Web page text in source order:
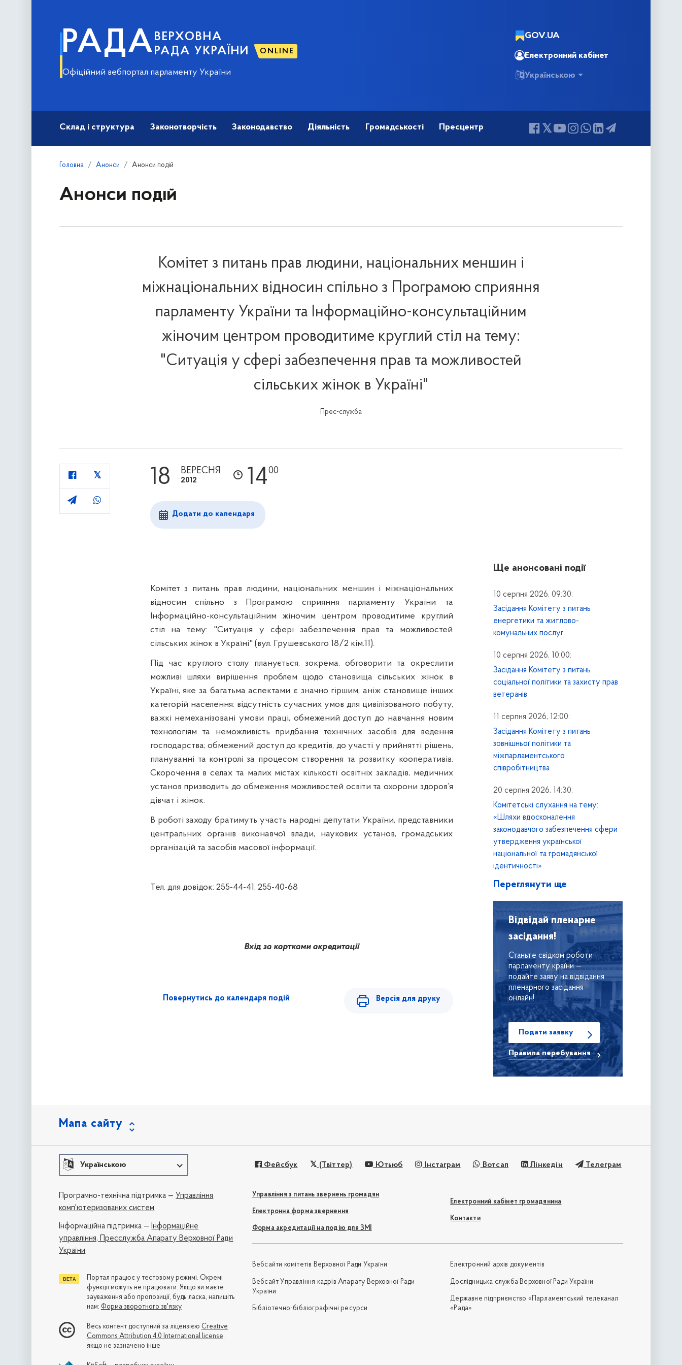
РАДА ВЕРХОВНА
РАДА УКРАЇНИ
ONLINE
Офіційний вебпортал парламенту України
GOV.UA
Електронний кабінет
Українською
Склад і структура Законотворчість Законодавство Діяльність Громадськості Пресцентр
Головна Анонси Анонси подій
Анонси подій
Комітет з питань прав людини, національних меншин і
міжнаціональних відносин спільно з Програмою сприяння
парламенту України та Інформаційно-консультаційним
жіночим центром проводитиме круглий стіл на тему:
"Ситуація у сфері забезпечення прав та можливостей
сільських жінок в Україні"
Прес-служба
18 ВЕРЕСНЯ
2012 1400
Додати до календаря
Комітет з питань прав людини, національних меншин і міжнаціональних
відносин спільно з Програмою сприяння парламенту України та
Інформаційно-консультаційним жіночим центром проводитиме круглий
стіл на тему: "Ситуація у сфері забезпечення прав та можливостей
сільських жінок в Україні" (вул. Грушевського 18/2 кім.11).
Під час круглого столу планується, зокрема, обговорити та окреслити
можливі шляхи вирішення проблем щодо становища сільських жінок в
Україні, яке за багатьма аспектами є значно гіршим, аніж становище інших
категорій населення: відсутність сучасних умов для цивілізованого побуту,
важкі немеханізовані умови праці, обмежений доступ до навчання новим
технологіям та неможливість придбання технічних засобів для ведення
господарства; обмежений доступ до кредитів, до участі у прийнятті рішень,
плануванні та контролі за процесом створення та розвитку кооперативів.
Скорочення в селах та малих містах кількості освітніх закладів, медичних
установ призводить до обмеження можливостей освіти та охорони здоров’я
дівчат і жінок.
В роботі заходу братимуть участь народні депутати України, представники
центральних органів виконавчої влади, наукових установ, громадських
організацій та засобів масової інформації.
Тел. для довідок: 255-44-41, 255-40-68
Вхід за картками акредитації
Повернутись до календаря подій Версія для друку
Ще анонсовані події
10 серпня 2026, 09:30:
Засідання Комітету з питань
енергетики та житлово-
комунальних послуг
10 серпня 2026, 10:00:
Засідання Комітету з питань
соціальної політики та захисту прав
ветеранів
11 серпня 2026, 12:00:
Засідання Комітету з питань
зовнішньої політики та
міжпарламентського
співробітництва
20 серпня 2026, 14:30:
Комітетські слухання на тему:
«Шляхи вдосконалення
законодавчого забезпечення сфери
утвердження української
національної та громадянської
ідентичності»
Переглянути ще
Відвідай пленарне
засідання!
Станьте свідком роботи
парламенту крaїни —
подайте заяву на відвідання
пленарного засідання
онлайн!
Подати заявку
Правилаперебування
Мапа сайту
Українською Фейсбук (Твіттер) Ютьюб Інстаграм Вотсап Лінкедін Телеграм
Управління з питань звернень громадян
Електронна форма звернення
Форма акредитації на подію для ЗМІ
Електронний кабінет громадянина
Контакти
Вебсайти комітетів Верховної Ради України
Вебсайт Управління кадрів Апарату Верховної Ради
України
Бібліотечно-бібліографічні ресурси
Електронний архів документів
Дослідницька служба Верховної Ради України
Державне підприємство «Парламентський телеканал
«Рада»
Програмно-технічна підтримка — Управління
комп'ютеризованих систем
Iнформаційна підтримка — Інформаційне
управління, Пресслужба Апарату Верховної Ради
України
Портал працює у тестовому режимі. Окремі
функції можуть не працювати. Якщо ви маєте
зауваження або пропозиції, будь ласка, напишіть
нам: Форма зворотного зв'язку
Весь контент доступний за ліцензією Creative
Commons Attribution 4.0 International license,
якщо не зазначено інше